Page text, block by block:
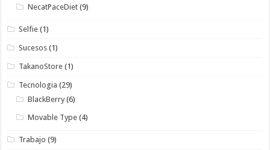
NecatPaceDiet (9)
Selfie (1)
Sucesos (1)
TakanoStore (1)
Tecnologia (29)
BlackBerry (6)
Movable Type (4)
Trabajo (9)